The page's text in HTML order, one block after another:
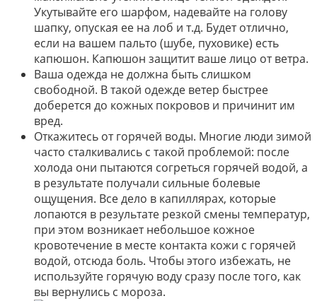
Укутывайте его шарфом, надевайте на голову
шапку, опуская ее на лоб и т.д. Будет отлично,
если на вашем пальто (шубе, пуховике) есть
капюшон. Капюшон защитит ваше лицо от ветра.
Ваша одежда не должна быть слишком
свободной. В такой одежде ветер быстрее
доберется до кожных покровов и причинит им
вред.
Откажитесь от горячей воды. Многие люди зимой
часто сталкивались с такой проблемой: после
холода они пытаются согреться горячей водой, а
в результате получали сильные болевые
ощущения. Все дело в капиллярах, которые
лопаются в результате резкой смены температур,
при этом возникает небольшое кожное
кровотечение в месте контакта кожи с горячей
водой, отсюда боль. Чтобы этого избежать, не
используйте горячую воду сразу после того, как
вы вернулись с мороза.